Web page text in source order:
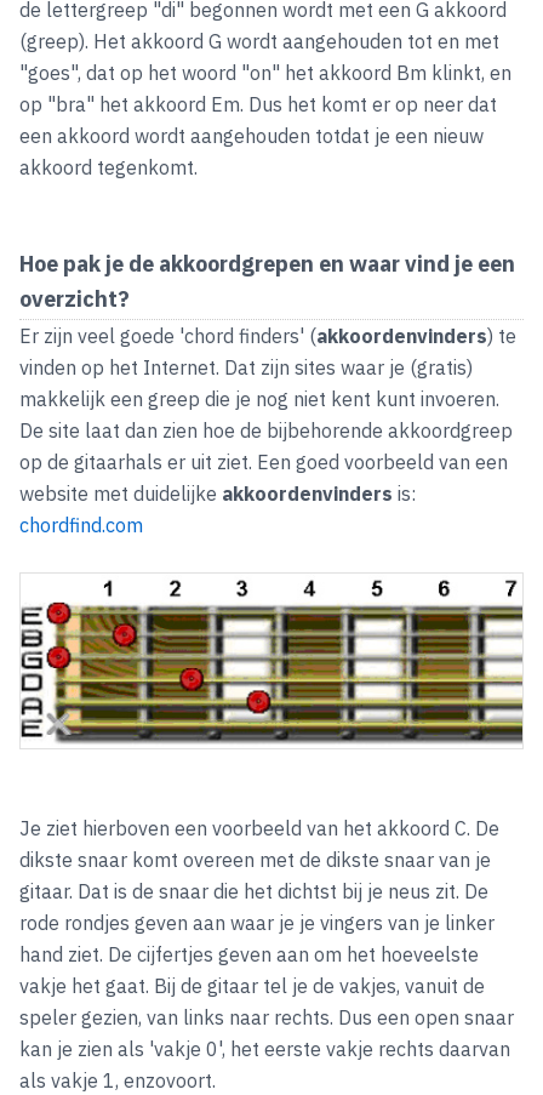
de lettergreep "di" begonnen wordt met een G akkoord
(greep). Het akkoord G wordt aangehouden tot en met
"goes", dat op het woord "on" het akkoord Bm klinkt, en
op "bra" het akkoord Em. Dus het komt er op neer dat
een akkoord wordt aangehouden totdat je een nieuw
akkoord tegenkomt.
Hoe pak je de akkoordgrepen en waar vind je een
overzicht?
Er zijn veel goede 'chord finders' (akkoordenvinders) te
vinden op het Internet. Dat zijn sites waar je (gratis)
makkelijk een greep die je nog niet kent kunt invoeren.
De site laat dan zien hoe de bijbehorende akkoordgreep
op de gitaarhals er uit ziet. Een goed voorbeeld van een
website met duidelijke akkoordenvinders is:
chordfind.com
Je ziet hierboven een voorbeeld van het akkoord C. De
dikste snaar komt overeen met de dikste snaar van je
gitaar. Dat is de snaar die het dichtst bij je neus zit. De
rode rondjes geven aan waar je je vingers van je linker
hand ziet. De cijfertjes geven aan om het hoeveelste
vakje het gaat. Bij de gitaar tel je de vakjes, vanuit de
speler gezien, van links naar rechts. Dus een open snaar
kan je zien als 'vakje 0', het eerste vakje rechts daarvan
als vakje 1, enzovoort.